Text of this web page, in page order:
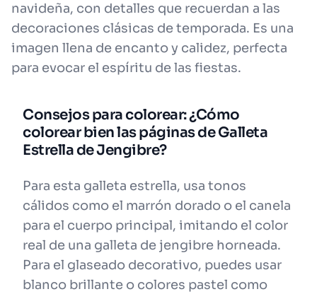
navideña, con detalles que recuerdan a las
decoraciones clásicas de temporada. Es una
imagen llena de encanto y calidez, perfecta
para evocar el espíritu de las fiestas.
Consejos para colorear: ¿Cómo
colorear bien las páginas de Galleta
Estrella de Jengibre?
Para esta galleta estrella, usa tonos
cálidos como el marrón dorado o el canela
para el cuerpo principal, imitando el color
real de una galleta de jengibre horneada.
Para el glaseado decorativo, puedes usar
blanco brillante o colores pastel como